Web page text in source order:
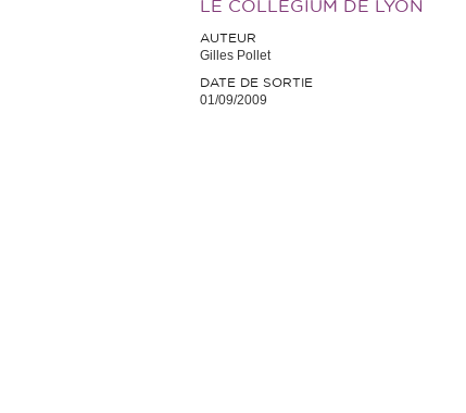
LE COLLEGIUM DE LYON
AUTEUR
Gilles Pollet
DATE DE SORTIE
01/09/2009